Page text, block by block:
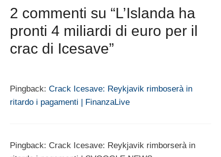
2 commenti su “L’Islanda ha
pronti 4 miliardi di euro per il
crac di Icesave”
Pingback: Crack Icesave: Reykjavik rimboserà in
ritardo i pagamenti | FinanzaLive
Pingback: Crack Icesave: Reykjavik rimborserà in